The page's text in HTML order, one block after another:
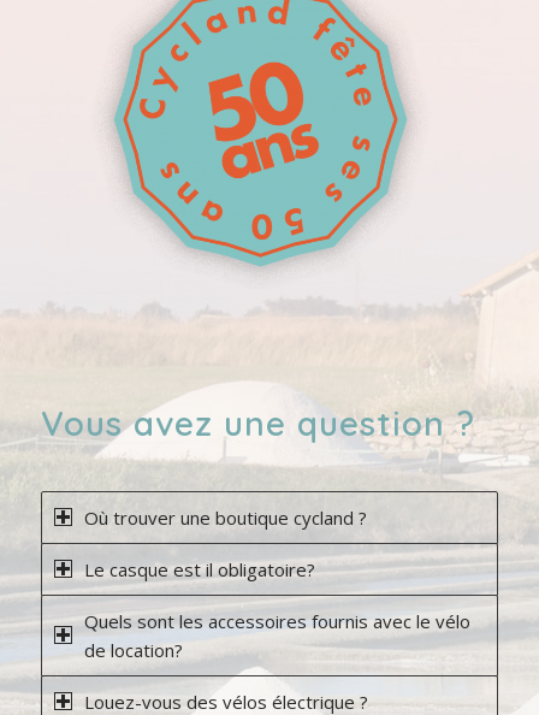
Vous avez une question ?
Où trouver une boutique cycland ?
Le casque est il obligatoire?
Quels sont les accessoires fournis avec le vélo
de location?
Louez-vous des vélos électrique ?